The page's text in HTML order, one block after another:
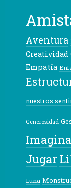
Aventura
Creatividad
Empatía
nuestros
Generosidad
Jugar
Luna